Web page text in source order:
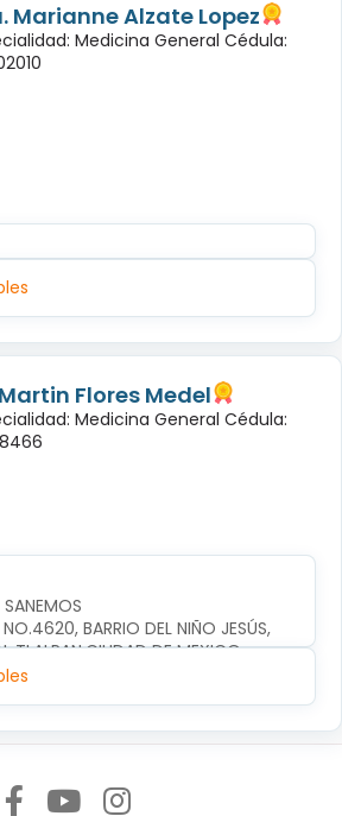
Marianne Alzate Lopez
Medicina General Cédula:
Flores Medel
Medicina General Cédula:
BARRIO DEL NIÑO JESÚS,
TLALPAN,CIUDAD DE MEXICO